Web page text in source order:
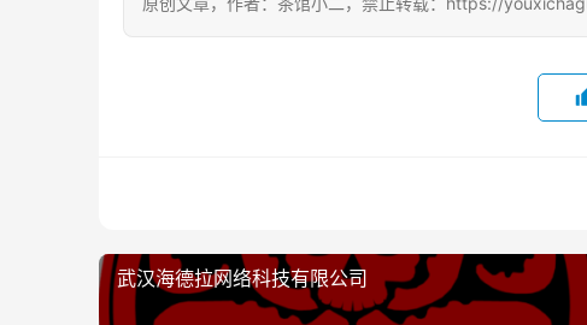
武汉海德拉网络科技有限公司